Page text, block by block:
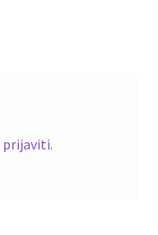
prijaviti.